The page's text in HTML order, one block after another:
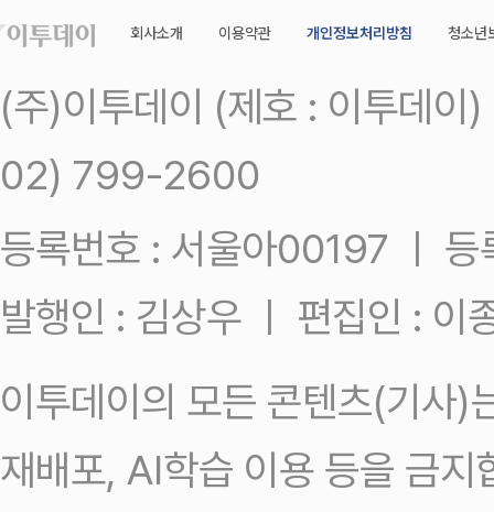
회사소개 이용약관 개인정보처리방침 청소년
(주)이투데이 (제호 : 이투데
02) 799-2600
등록번호 : 서울아00197 ㅣ
발행인 : 김상우 ㅣ 편집인 : 이
이투데이의 모든 콘텐츠(기사)
재배포, AI학습 이용 등을 금지